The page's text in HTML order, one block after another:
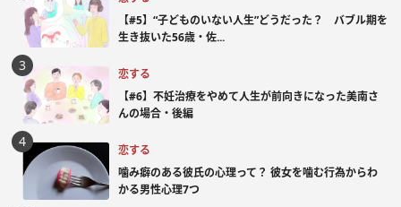
【#5】“子どものいない人生”どうだった？ バブル期を
生き抜いた56歳・佐...
恋する
【#6】不妊治療をやめて人生が前向きになった美南さ
んの場合・後編
恋する
噛み癖のある彼氏の心理って？ 彼女を噛む行為からわ
かる男性心理7つ